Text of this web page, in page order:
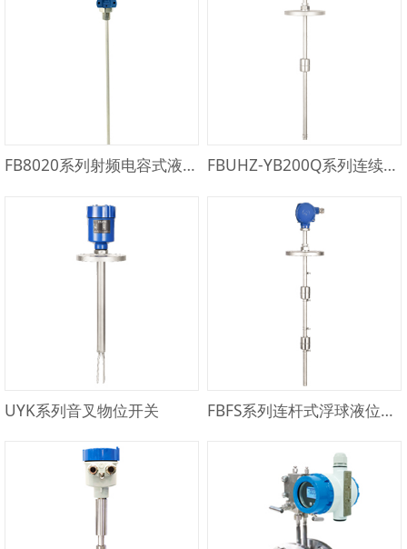
FB8020系列射频电容式液位计 FBUHZ-YB200Q系列连续式浮球液位计
UYK系列音叉物位开关 FBFS系列连杆式浮球液位开关